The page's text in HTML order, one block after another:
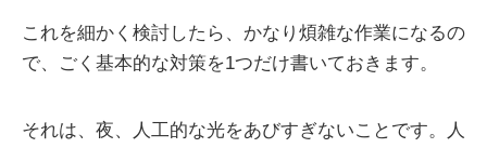
これを細かく検討したら、かなり煩雑な作業になるの
で、ごく基本的な対策を1つだけ書いておきます。
それは、夜、人工的な光をあびすぎないことです。人